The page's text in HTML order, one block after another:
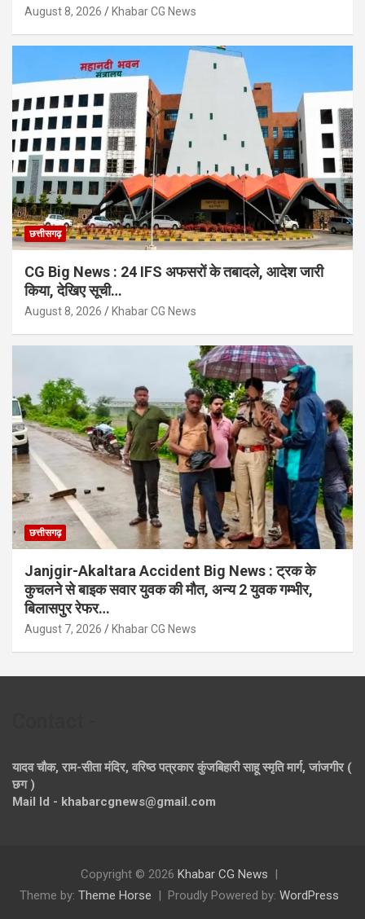
August 8, 2026 Khabar CG News
छत्तीसगढ़
CG Big News : 24 IFS अफसरों के तबादले, आदेश जारी
किया, देखिए सूची…
August 8, 2026 Khabar CG News
छत्तीसगढ़
Janjgir-Akaltara Accident Big News : ट्रक के
कुचलने से बाइक सवार युवक की मौत, अन्य 2 युवक गम्भीर,
बिलासपुर रेफर…
August 7, 2026 Khabar CG News
यादव चौक, राम-सीता मंदिर, वरिष्ठ पत्रकार कुंजबिहारी साहू स्मृति मार्ग, जांजगीर (
छग )
Mail Id - khabarcgnews@gmail.com
Copyright © 2026 Khabar CG News
Theme by: Theme Horse Proudly Powered by: WordPress